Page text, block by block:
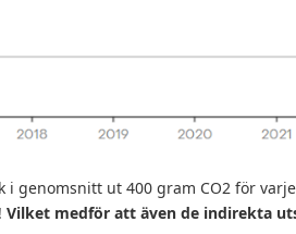
i genomsnitt ut 400 gram CO2 för
Vilket medför att även de indirekta